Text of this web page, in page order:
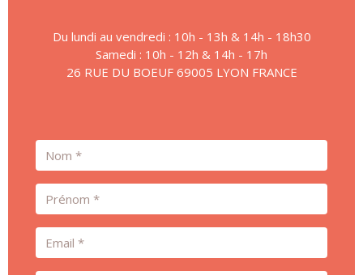
Du lundi au vendredi : 10h - 13h & 14h - 18h30
Samedi : 10h - 12h & 14h - 17h
26 RUE DU BOEUF 69005 LYON FRANCE
Nom
Prénom
Email